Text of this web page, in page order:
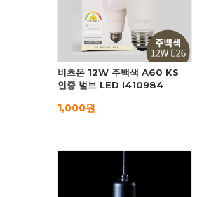
비츠온 12W 주백색 A60 KS
인증 벌브 LED I410984
1,000원